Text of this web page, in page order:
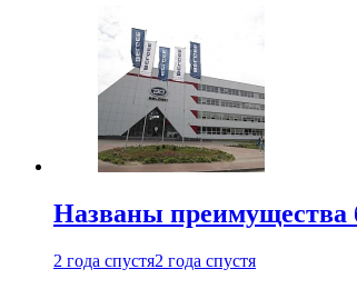
Названы преимущества
2 года спустя2 года спустя